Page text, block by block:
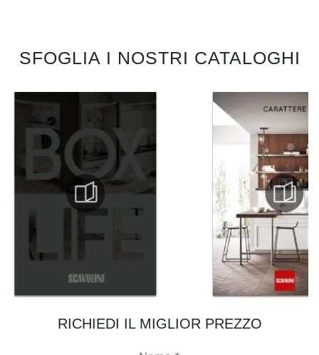
SFOGLIA I NOSTRI CATALOGHI
RICHIEDI IL MIGLIOR PREZZO